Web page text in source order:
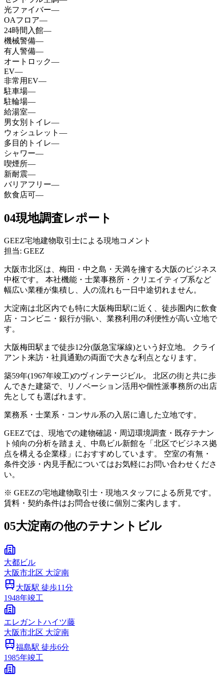
光ファイバー—
OAフロア—
24時間入館—
機械警備—
有人警備—
オートロック—
EV—
非常用EV—
駐車場—
駐輪場—
給湯室—
男女別トイレ—
ウォシュレット —
多目的トイレ—
シャワー—
喫煙所—
新耐震—
バリアフリー—
飲食店可—
04現地調査レポート
GEEZ宅地建物取引士による現地コメント
担当: GEEZ
大阪市北区は、梅田・中之島・天満を擁する大阪のビジネス
中枢です。 本社機能・士業事務所・クリエイティブ系など
幅広い業種が集積し、人の流れも一日中途切れません。
大淀南は北区内でも特に大阪梅田駅に近く、徒歩圏内に飲食
店・コンビニ・銀行が揃い、業務利用の利便性が高い立地で
す。
大阪梅田駅まで徒歩12分(阪急宝塚線)という好立地。 クライ
アント来訪・社員通勤の両面で大きな利点となります。
築59年(1967年竣工)のヴィンテージビル。 北区の街と共に歩
んできた建築で、リノベーション活用や個性派事務所の出店
先としても選ばれます。
業務系・士業系・コンサル系の入居に適した立地です。
GEEZでは、現地での建物確認・周辺環境調査・既存テナン
ト傾向の分析を踏まえ、中島ビル新館を「北区でビジネス拠
点を構える企業様」におすすめしています。 空室の有無・
条件交渉・内見手配についてはお気軽にお問い合わせくださ
い。
※ GEEZの宅地建物取引士・現地スタッフによる所見です。
賃料・契約条件はお問合せ後に個別ご案内します。
05大淀南の他のテナントビル
大都ビル
大阪市北区 大淀南
大阪駅 徒歩11分
1948年竣工
エレガントハイツ藤
大阪市北区 大淀南
福島駅 徒歩6分
1985年竣工